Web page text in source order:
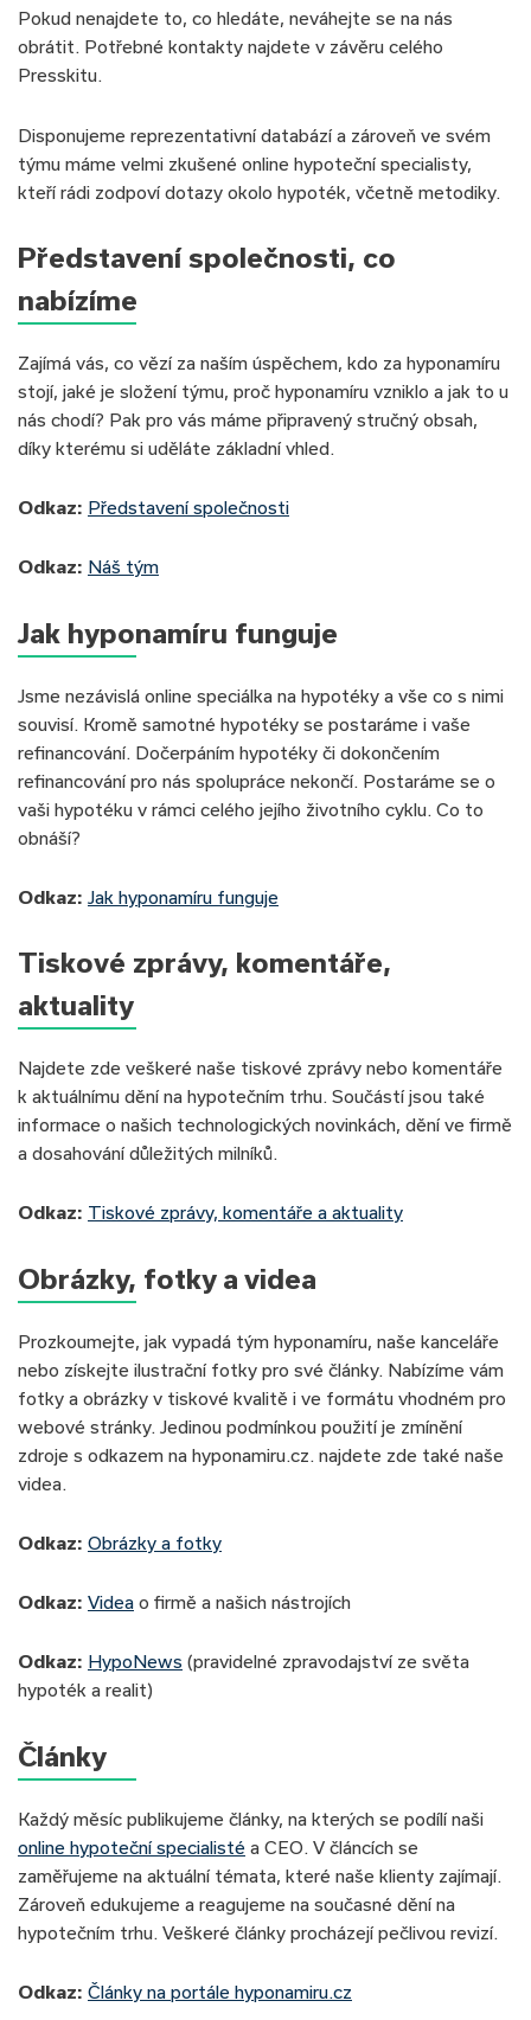
Pokud nenajdete to, co hledáte, neváhejte se na nás
obrátit. Potřebné kontakty najdete v závěru celého
Presskitu.
Disponujeme reprezentativní databází a zároveň ve svém
týmu máme velmi zkušené online hypoteční specialisty,
kteří rádi zodpoví dotazy okolo hypoték, včetně metodiky.
Představení společnosti, co
nabízíme
Zajímá vás, co vězí za naším úspěchem, kdo za hyponamíru
stojí, jaké je složení týmu, proč hyponamíru vzniklo a jak to u
nás chodí? Pak pro vás máme připravený stručný obsah,
díky kterému si uděláte základní vhled.
Odkaz: Představení společnosti
Odkaz: Náš tým
Jak hyponamíru funguje
Jsme nezávislá online speciálka na hypotéky a vše co s nimi
souvisí. Kromě samotné hypotéky se postaráme i vaše
refinancování. Dočerpáním hypotéky či dokončením
refinancování pro nás spolupráce nekončí. Postaráme se o
vaši hypotéku v rámci celého jejího životního cyklu. Co to
obnáší?
Odkaz: Jak hyponamíru funguje
Tiskové zprávy, komentáře,
aktuality
Najdete zde veškeré naše tiskové zprávy nebo komentáře
k aktuálnímu dění na hypotečním trhu. Součástí jsou také
informace o našich technologických novinkách, dění ve firmě
a dosahování důležitých milníků.
Odkaz: Tiskové zprávy, komentáře a aktuality
Obrázky, fotky a videa
Prozkoumejte, jak vypadá tým hyponamíru, naše kanceláře
nebo získejte ilustrační fotky pro své články. Nabízíme vám
fotky a obrázky v tiskové kvalitě i ve formátu vhodném pro
webové stránky. Jedinou podmínkou použití je zmínění
zdroje s odkazem na hyponamiru.cz. najdete zde také naše
videa.
Odkaz: Obrázky a fotky
Odkaz: Videa o firmě a našich nástrojích
Odkaz: HypoNews (pravidelné zpravodajství ze světa
hypoték a realit)
Články
Každý měsíc publikujeme články, na kterých se podílí naši
online hypoteční specialisté a CEO. V článcích se
zaměřujeme na aktuální témata, které naše klienty zajímají.
Zároveň edukujeme a reagujeme na současné dění na
hypotečním trhu. Veškeré články procházejí pečlivou revizí.
Odkaz: Články na portále hyponamiru.cz